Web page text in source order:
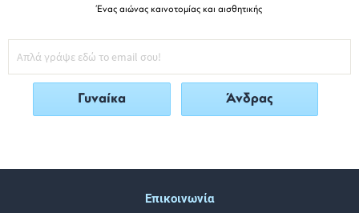
Ένας αιώνας καινοτομίας και αισθητικής
Γυναίκα Άνδρας
Επικοινωνία